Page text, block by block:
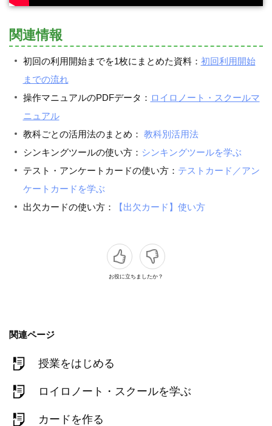
関連情報
初回の利用開始までを1枚にまとめた資料： 初回利用開始
までの流れ
操作マニュアルのPDFデータ： ロイロノート・スクールマ
ニュアル
教科ごとの活用法のまとめ： 教科別活用法
シンキングツールの使い方： シンキングツールを学ぶ
テスト・アンケートカードの使い方： テストカード／アン
ケートカードを学ぶ
出欠カードの使い方：
【出欠カード】使い方
お役に立ちましたか？
関連ページ
授業をはじめる
ロイロノート・スクールを学ぶ
カードを作る